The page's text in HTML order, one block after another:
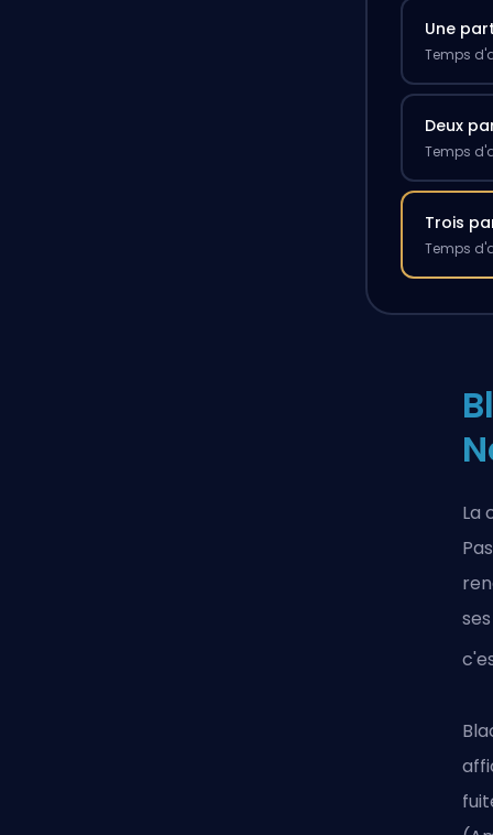
Une
Temps
Deux
Temps
Trois
Temps
La